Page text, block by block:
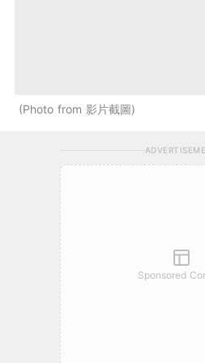
Photo from 影片截圖
Sponsored